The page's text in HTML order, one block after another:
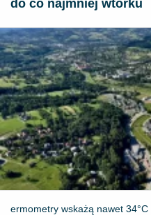
do co najmniej wtorku
ermometry wskażą nawet